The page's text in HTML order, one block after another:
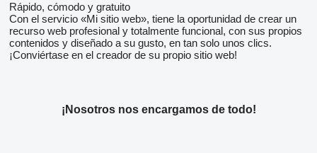
Rápido, cómodo y gratuito
Con el servicio «Mi sitio web», tiene la oportunidad de crear un
recurso web profesional y totalmente funcional, con sus propios
contenidos y diseñado a su gusto, en tan solo unos clics.
¡Conviértase en el creador de su propio sitio web!
¡Nosotros nos encargamos de todo!